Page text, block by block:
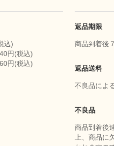
込)
円(税込)
円(税込)
返品期限
商品到着後
返品送料
不良品によ
不良品
商品到着後
上、商品に